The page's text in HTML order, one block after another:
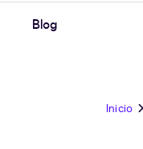
Blog
Inicio